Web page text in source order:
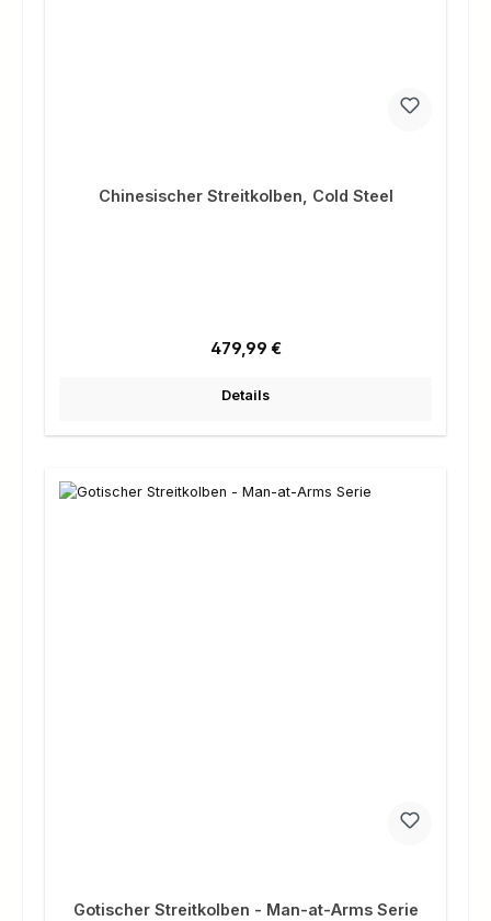
Chinesischer Streitkolben, Cold Steel
Regulärer Preis:
479,99 €
Details
Gotischer Streitkolben - Man-at-Arms Serie